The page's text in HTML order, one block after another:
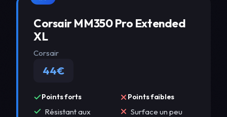
Corsair MM350 Pro Extended
XL
Corsair
44€
Points forts
Résistant aux
Points faibles
Surface un peu